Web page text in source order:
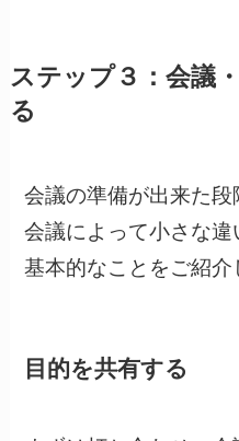
ステップ３：会議
る
会議の準備が出来た段
会議によって小さな
基本的なことをご紹介
目的を共有する